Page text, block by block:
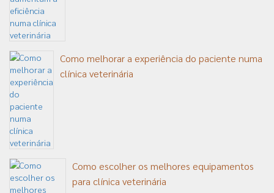
Como melhorar a experiência do paciente numa
clínica veterinária
Como escolher os melhores equipamentos
para clínica veterinária